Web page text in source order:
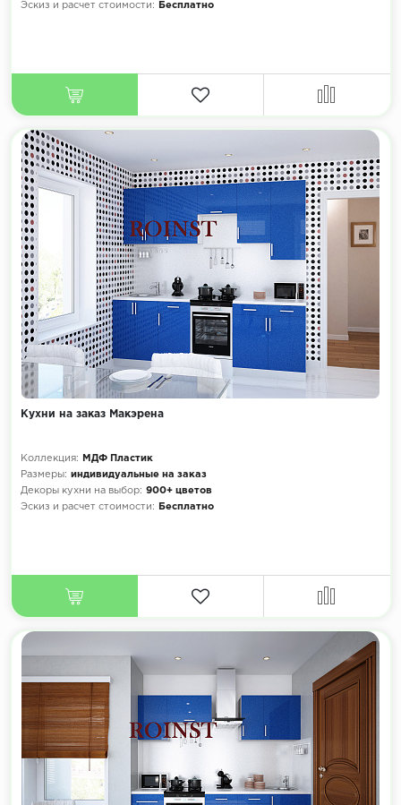
Эскиз и расчет стоимости:
Бесплатно
Кухни на заказ Макэрена
Коллекция:
МДФ Пластик
Размеры: индивидуальные на заказ
Декоры кухни на выбор: 900+ цветов
Эскиз и расчет стоимости:
Бесплатно